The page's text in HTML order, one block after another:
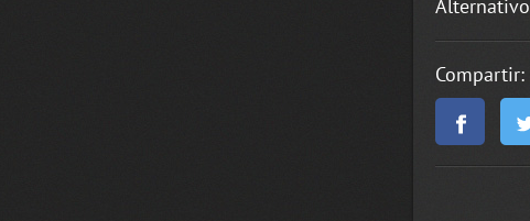
Alternativo
Compartir: